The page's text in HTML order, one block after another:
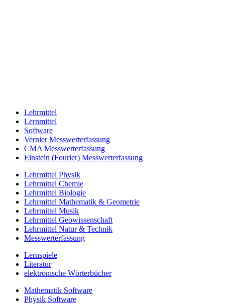
Lehrmittel
Lernmittel
Software
Vernier Messwerterfassung
CMA Messwerterfassung
Einstein (Fourier) Messwerterfassung
Lehrmittel Physik
Lehrmittel Chemie
Lehrmittel Biologie
Lehrmittel Mathematik & Geometrie
Lehrmittel Musik
Lehrmittel Geowissenschaft
Lehrmittel Natur & Technik
Messwerterfassung
Lernspiele
Literatur
elektronische Wörterbücher
Mathematik Software
Physik Software